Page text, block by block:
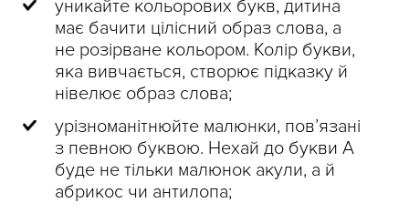
уникайте кольорових букв, дитина
має бачити цілісний образ слова, а
не розірване кольором. Колір букви,
яка вивчається, створює підказку й
нівелює образ слова;
урізноманітнюйте малюнки, пов’язані
з певною буквою. Нехай до букви А
буде не тільки малюнок акули, а й
абрикос чи антилопа;